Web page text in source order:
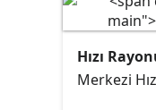
Hızı
Merkezi